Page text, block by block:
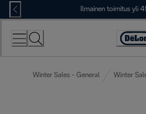
Skip
to
Content
Ilmainen toimitus yli
Winter Sales - General Winter